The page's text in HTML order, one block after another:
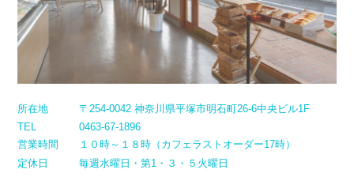
所在地
〒254-0042 神奈川県平塚市明石町26-6中央ビル1F
TEL
0463-67-1896
営業時間
１０時～１８時（カフェラストオーダー17時）
定休日
毎週水曜日・第1・３・５火曜日